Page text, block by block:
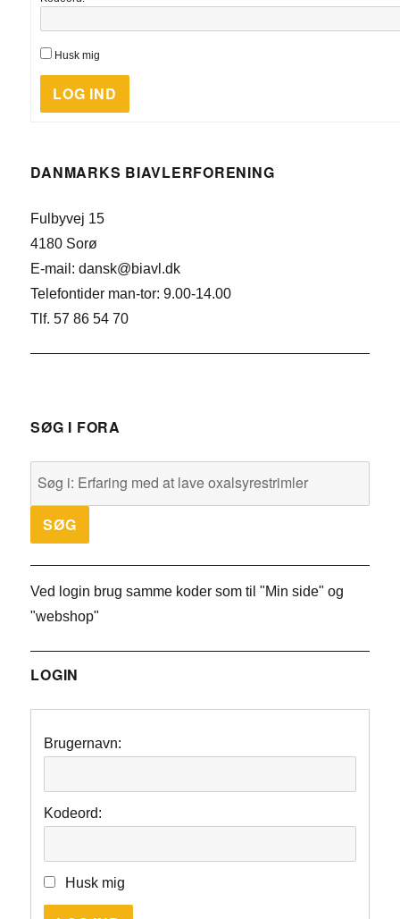
Husk mig
LOG IND
DANMARKS BIAVLERFORENING
Fulbyvej 15
4180 Sorø
E-mail: dansk@biavl.dk
Telefontider man-tor: 9.00-14.00
Tlf. 57 86 54 70
SØG I FORA
Ved login brug samme koder som til "Min side" og
"webshop"
LOGIN
Brugernavn:
Kodeord:
Husk mig